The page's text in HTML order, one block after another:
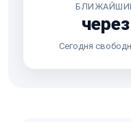
Сегодня